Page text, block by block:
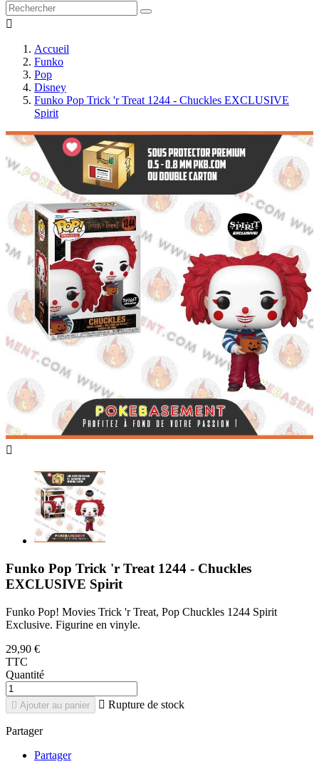

Accueil
Funko
Pop
Disney
Funko Pop Trick 'r Treat 1244 - Chuckles EXCLUSIVE
Spirit

Funko Pop Trick 'r Treat 1244 - Chuckles
EXCLUSIVE Spirit
Funko Pop! Movies Trick 'r Treat, Pop Chuckles 1244 Spirit
Exclusive. Figurine en vinyle.
29,90 €
TTC
Quantité
 Ajouter au panier  Rupture de stock
Partager
Partager